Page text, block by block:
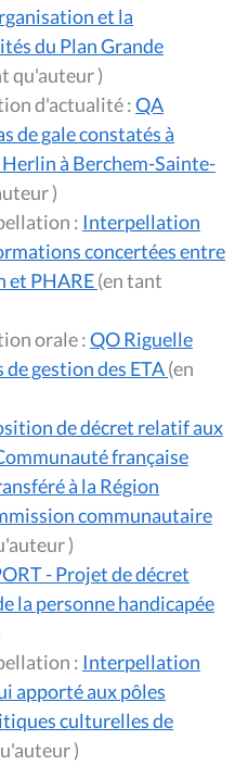
et la
du Plan Grande
(en tant qu'auteur )
Question d'actualité :QA
de gale constatés à
à Berchem-Sainte-
(en tant qu'auteur )
Interpellation : Interpellation
concertées entre
et PHARE(en tant
Question orale :QO Riguelle
gestion des ETA(en
de décret relatif aux
française
à la Région
communautaire
(en tant qu'auteur )
- Projet de décret
la personne handicapée
Interpellation : Interpellation
apporté aux pôles
culturelles de
(en tant qu'auteur )